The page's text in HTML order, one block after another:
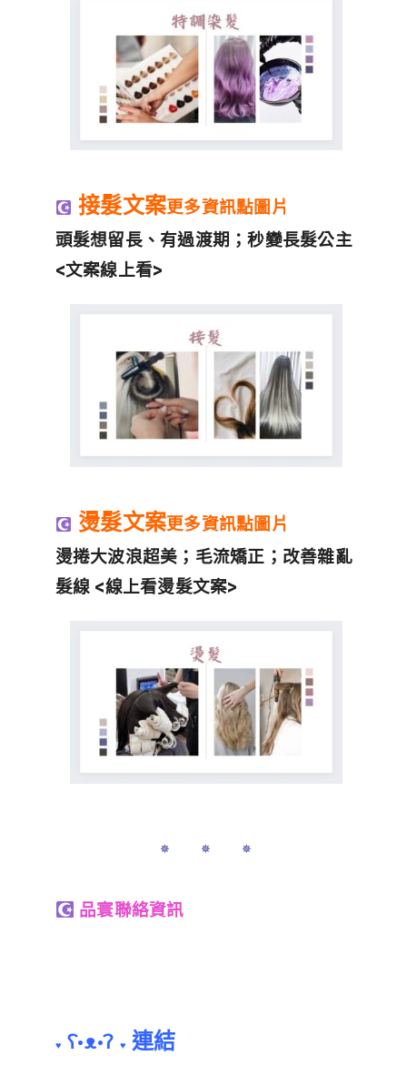
接髮文案更多資訊點圖片
頭髮想留長、有過渡期；秒變長髮公主
<文案線上看>
燙髮文案更多資訊點圖片
燙捲大波浪超美；毛流矯正；改善雜亂
髮線 <線上看燙髮文案>
✵ ✵ ✵
品寰聯絡資訊
♥ ʕ•ᴥ•ʔ ♥ 連結